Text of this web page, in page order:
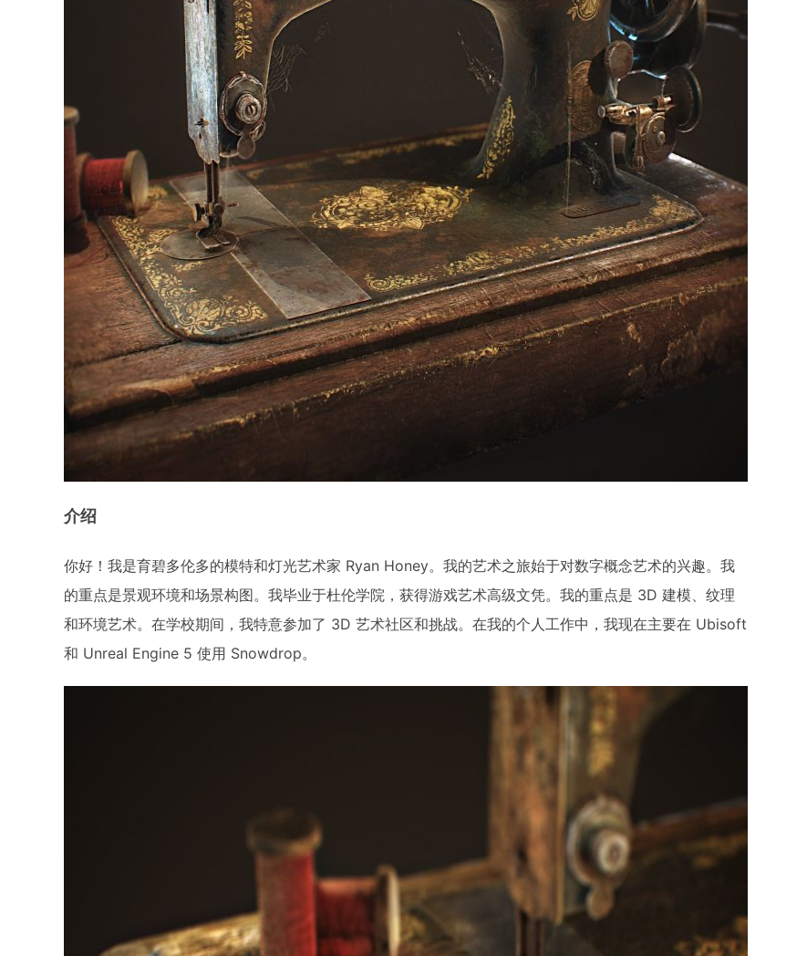
介绍
你好！我是育碧多伦多的模特和灯光艺术家 Ryan Honey。我的艺术之旅始于对数字概念艺术的兴趣。我
的重点是景观环境和场景构图。我毕业于杜伦学院，获得游戏艺术高级文凭。我的重点是 3D 建模、纹理
和环境艺术。在学校期间，我特意参加了 3D 艺术社区和挑战。在我的个人工作中，我现在主要在 Ubisoft
和 Unreal Engine 5 使用 Snowdrop。